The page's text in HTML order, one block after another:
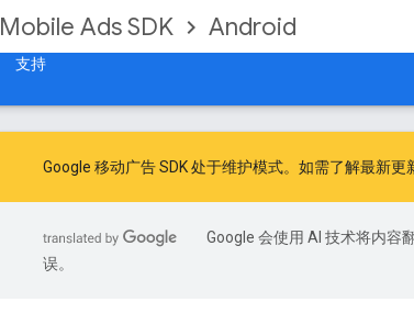
Mobile Ads SDK Android
支持
Google 移动广告 SDK 处于维护模式。如需了解最新更
Google 会使用 AI 技术将内容
误。